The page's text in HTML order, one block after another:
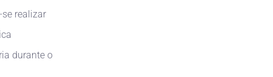
realizar
durante o